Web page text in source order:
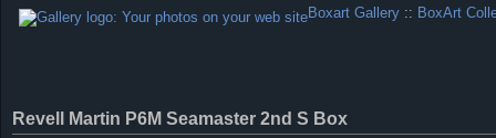
Boxart Gallery :: BoxArt
Revell Martin P6M Seamaster 2nd S Box